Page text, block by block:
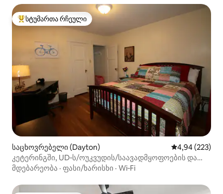
სტუმართა რჩეული მოწინავე ვარიანტი
სტუმართა რჩეული
საცხოვრებელი (Dayton) საშუალო
4,94 (223)
კეტერინგში, UD‑ს/ოუკვუდის/საავადმყოფოების და
დეიტონის მახლობლად
მდებარეობა · ფასი/ხარისხი · Wi‑Fi